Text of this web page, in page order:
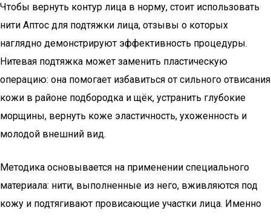
Чтобы вернуть контур лица в норму, стоит использовать
нити Аптос для подтяжки лица, отзывы о которых
наглядно демонстрируют эффективность процедуры.
Нитевая подтяжка может заменить пластическую
операцию: она помогает избавиться от сильного отвисания
кожи в районе подбородка и щёк, устранить глубокие
морщины, вернуть коже эластичность, ухоженность и
молодой внешний вид.
Методика основывается на применении специального
материала: нити, выполненные из него, вживляются под
кожу и подтягивают провисающие участки лица. Именно